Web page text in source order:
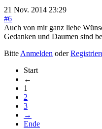
21 Nov. 2014 23:29
#6
Auch von mir ganz liebe
Gedanken und Daumen sind
Bitte Anmelden oder
Start
←
1
2
3
→
Ende